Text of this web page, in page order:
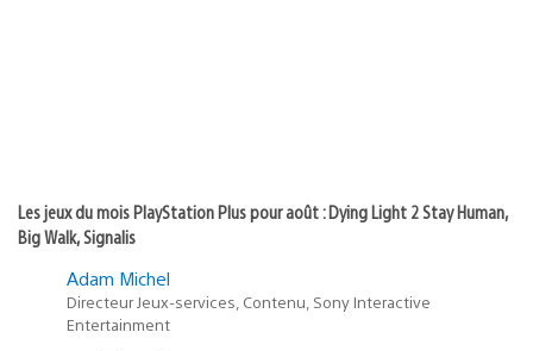
Les jeux du mois PlayStation Plus pour août : Dying Light 2 Stay Human,
Big Walk, Signalis
Adam Michel
Directeur Jeux-services, Contenu, Sony Interactive
Entertainment